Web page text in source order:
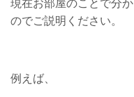
現在お部屋のことで分
のでご説明ください。
例えば、